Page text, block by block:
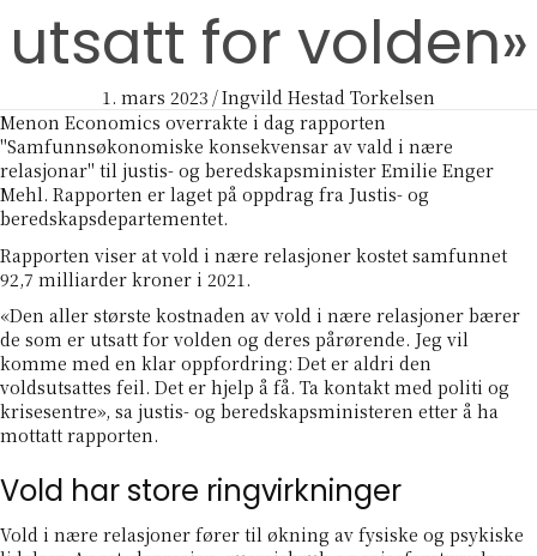
utsatt for volden»
1. mars 2023 /Ingvild Hestad Torkelsen
Menon Economics overrakte i dag rapporten
"Samfunnsøkonomiske konsekvensar av vald i nære
relasjonar" til justis- og beredskapsminister Emilie Enger
Mehl. Rapporten er laget på oppdrag fra Justis- og
beredskapsdepartementet.
Rapporten viser at vold i nære relasjoner kostet samfunnet
92,7 milliarder kroner i 2021.
«Den aller største kostnaden av vold i nære relasjoner bærer
de som er utsatt for volden og deres pårørende. Jeg vil
komme med en klar oppfordring: Det er aldri den
voldsutsattes feil. Det er hjelp å få. Ta kontakt med politi og
krisesentre», sa justis- og beredskapsministeren etter å ha
mottatt rapporten.
Vold har store ringvirkninger
Vold i nære relasjoner fører til økning av fysiske og psykiske